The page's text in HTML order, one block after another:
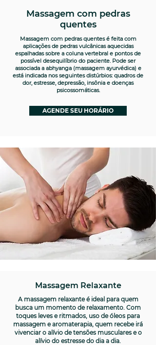
Massagem com pedras
quentes
Massagem com pedras quentes é feita com
aplicações de pedras vulcânicas aquecidas
espalhadas sobre a coluna vertebral e pontos de
possível desequilíbrio do paciente. Pode ser
associada a abhyanga (massagem ayurvédica) e
está indicada nos seguintes distúrbios: quadros de
dor, estresse, depressão, insônia e doenças
psicossomáticas.
AGENDE SEU HORÁRIO
Massagem Relaxante
A massagem relaxante é ideal para quem
busca um momento de relaxamento. Com
toques leves e ritmados, uso de óleos para
massagem e aromaterapia, quem recebe irá
vivenciar o alívio de tensões musculares e o
alívio do estresse do dia a dia.